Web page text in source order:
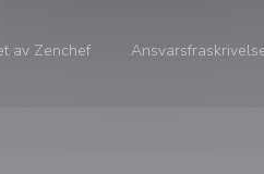
av Zenchef((åpner i et nytt vindu))
((åpner